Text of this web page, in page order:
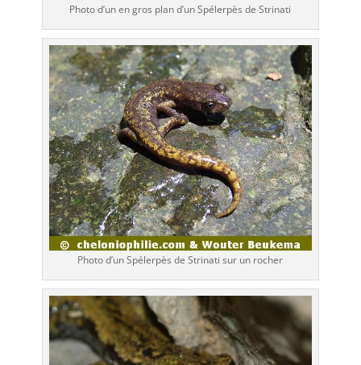
Photo d’un en gros plan d’un Spélerpès de Strinati
Photo d’un Spélerpès de Strinati sur un rocher